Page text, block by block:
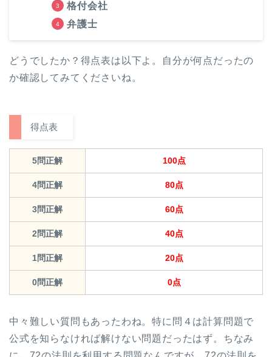
格付会社
弁護士
どうでしたか？得点表は以下よ。自分が何点だったの
か確認してみてくださいね。
得点表
5問正解 100点
4問正解 80点
3問正解 60点
2問正解 40点
1問正解 20点
0問正解 0点
中々難しい質問もあったわね。特に問４は計算問題で
公式を知らなければ解けない問題だったはず。ちなみ